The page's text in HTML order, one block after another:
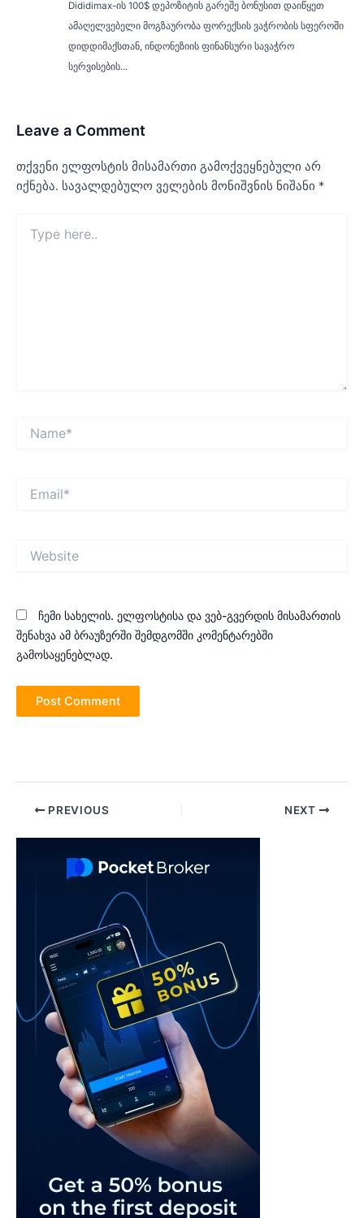
Dididimax-ის 100$ დეპოზიტის გარეშე ბონუსით დაიწყეთ
ამაღელვებელი მოგზაურობა ფორექსის ვაჭრობის სფეროში
დიდდიმაქსთან, ინდონეზიის ფინანსური სავაჭრო
სერვისების...
Leave a Comment
თქვენი ელფოსტის მისამართი გამოქვეყნებული არ
იქნება. სავალდებულო ველების მონიშვნის ნიშანი *
here..
ჩემი სახელის. ელფოსტისა და ვებ-გვერდის მისამართის
შენახვა ამ ბრაუზერში შემდგომში კომენტარებში
გამოსაყენებლად.
Post PREVIOUS NEXT